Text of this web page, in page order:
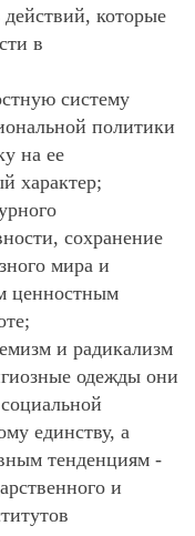
которые
в
систему
политики
на ее
характер;
сохранение
мира и
ценностным
и радикализм
одежды они
единству, а
тенденциям -
и